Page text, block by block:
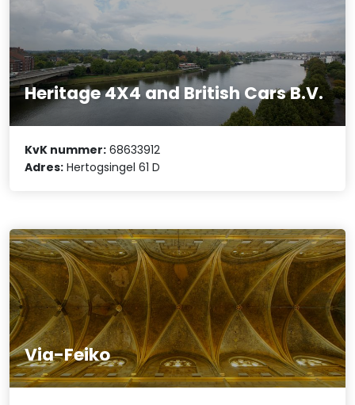
Heritage 4X4 and British Cars B.V.
KvK nummer: 68633912
Adres: Hertogsingel 61 D
Via-Feiko